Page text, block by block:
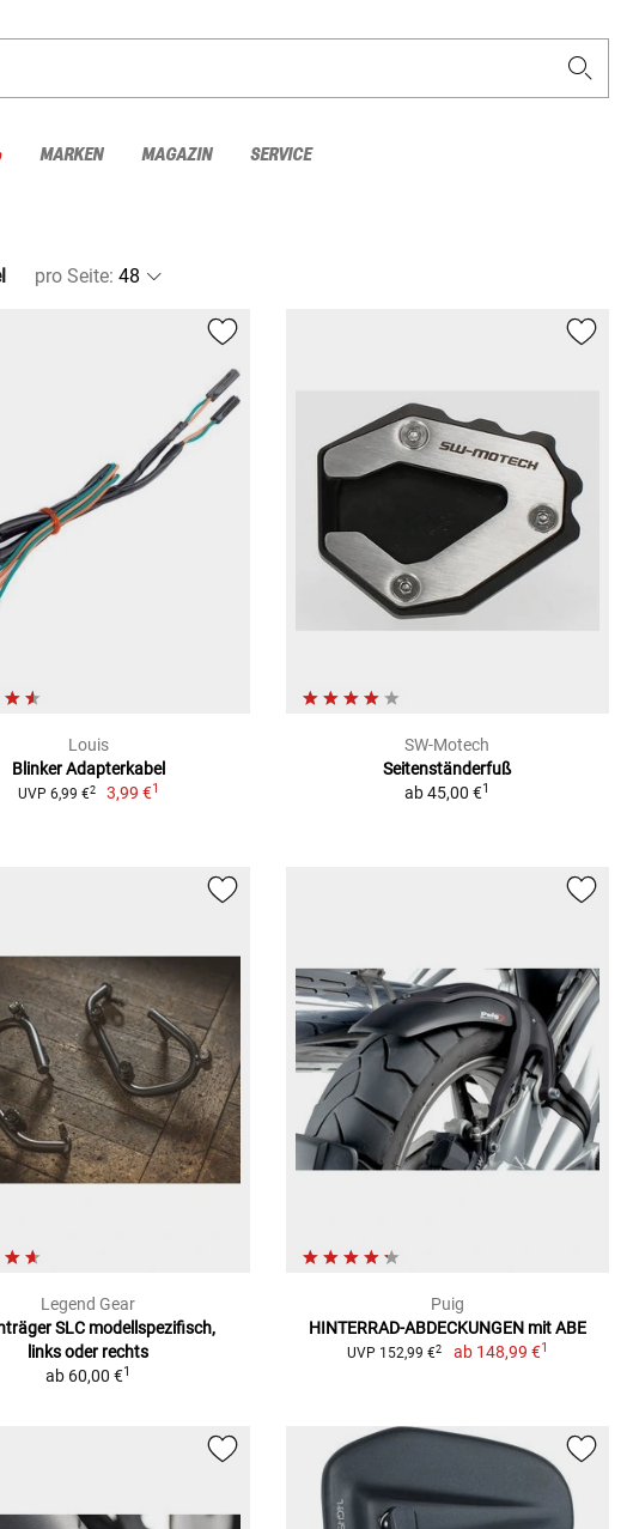
MARKEN MAGAZIN SERVICE
pro Seite:
Louis
Blinker Adapterkabel
UVP 6,99 €2 3,99 €1
SW-Motech
Seitenständerfuß
ab45,00 €1
Legend Gear
SLC modellspezifisch,
links oder rechts
ab 60,00 €1
Puig
HINTERRAD-ABDECKUNGEN mit ABE
UVP 152,99 €2 ab 148,99 €1